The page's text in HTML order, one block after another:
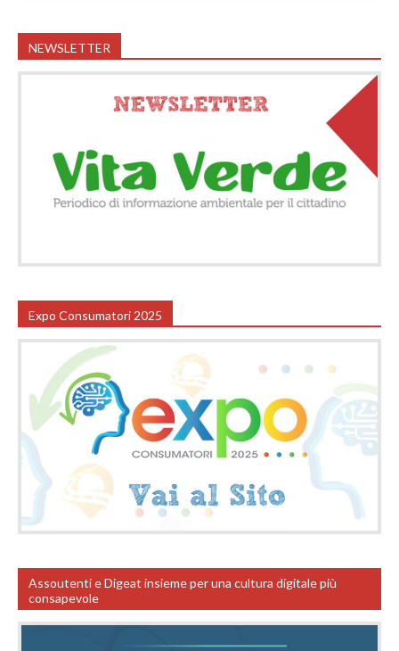
NEWSLETTER
Expo Consumatori 2025
Assoutenti e Digeat insieme per una cultura digitale più
consapevole